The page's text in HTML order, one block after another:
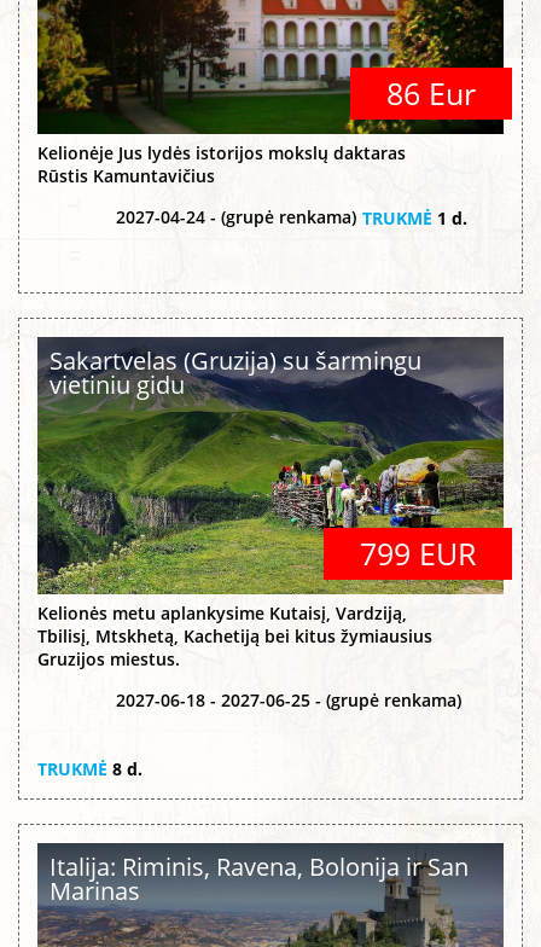
86 Eur
Kelionėje Jus lydės istorijos mokslų daktaras
Rūstis Kamuntavičius
2027-04-24 - (grupė renkama) TRUKMĖ 1 d.
Sakartvelas (Gruzija) su šarmingu
vietiniu gidu
799 EUR
Kelionės metu aplankysime Kutaisį, Vardziją,
Tbilisį, Mtskhetą, Kachetiją bei kitus žymiausius
Gruzijos miestus.
2027-06-18 - 2027-06-25 - (grupė renkama)
TRUKMĖ 8 d.
Italija: Riminis, Ravena, Bolonija ir San
Marinas